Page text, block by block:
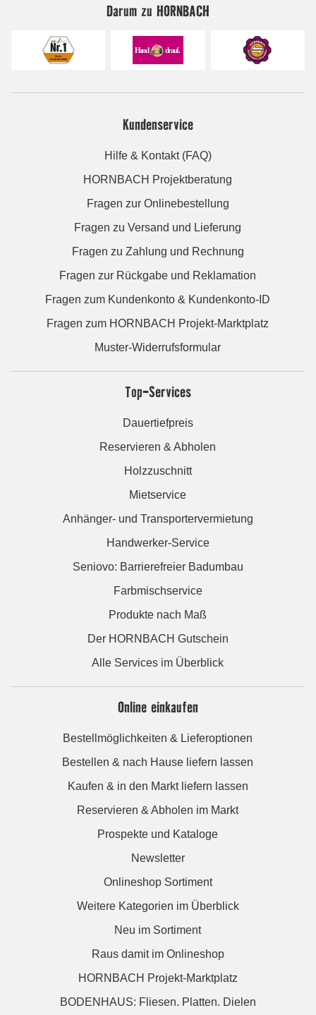
Darum zu HORNBACH
Kundenservice
Hilfe & Kontakt (FAQ)
HORNBACH Projektberatung
Fragen zur Onlinebestellung
Fragen zu Versand und Lieferung
Fragen zu Zahlung und Rechnung
Fragen zur Rückgabe und Reklamation
Fragen zum Kundenkonto & Kundenkonto-ID
Fragen zum HORNBACH Projekt-Marktplatz
Muster-Widerrufsformular
Top-Services
Dauertiefpreis
Reservieren & Abholen
Holzzuschnitt
Mietservice
Anhänger- und Transportervermietung
Handwerker-Service
Seniovo: Barrierefreier Badumbau
Farbmischservice
Produkte nach Maß
Der HORNBACH Gutschein
Alle Services im Überblick
Online einkaufen
Bestellmöglichkeiten & Lieferoptionen
Bestellen & nach Hause liefern lassen
Kaufen & in den Markt liefern lassen
Reservieren & Abholen im Markt
Prospekte und Kataloge
Newsletter
Onlineshop Sortiment
Weitere Kategorien im Überblick
Neu im Sortiment
Raus damit im Onlineshop
HORNBACH Projekt-Marktplatz
BODENHAUS: Fliesen. Platten. Dielen